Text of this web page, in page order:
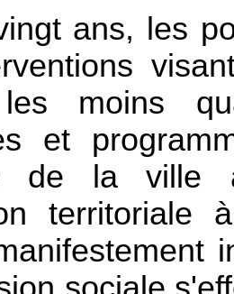
ans, les
moins
et
de la ville
territoriale